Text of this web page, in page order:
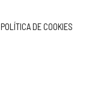
POLÍTICA DE COOKIES